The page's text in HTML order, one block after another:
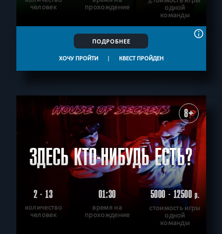
человек
прохождение
одной
команды
ПОДРОБНЕЕ
ХОЧУ ПРОЙТИ | КВЕСТ ПРОЙДЕН
8+
ЗДЕСЬ КТО-НИБУДЬ ЕСТЬ?
2 - 13
количество
человек
01:30
время на
прохождение
5000 - 12500р.
стоимость игры
одной
команды